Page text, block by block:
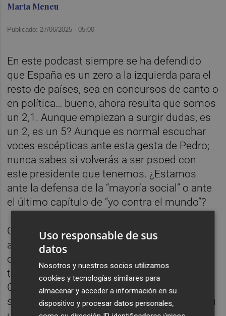
Marta Meneu
Publicado: 27/06/2025 ·05:00
En este podcast siempre se ha defendido
que España es un zero a la izquierda para el
resto de países, sea en concursos de canto o
en política… bueno, ahora resulta que somos
un 2,1. Aunque empiezan a surgir dudas, es
un 2, es un 5? Aunque es normal escuchar
voces escépticas ante esta gesta de Pedro;
nunca sabes si volverás a ser psoed con
este presidente que tenemos. ¿Estamos
ante la defensa de la “mayoría social” o ante
el último capítulo de “yo contra el mundo”?
Claro, no se puede hablar de OTAN sin que
aparezca Donald Trump, que no sólo ha roto
con su First Bro, sino que está siguiendo
todos los pasos de una ruptura: fase,
Contacto 0. Para qué seguir en una red
social que es propiedad de tu ex, teniendo tú
Uso responsable de sus
datos
Nosotros y nuestros socios utilizamos
cookies y tecnologías similares para
almacenar y acceder a información en su
dispositivo y procesar datos personales,